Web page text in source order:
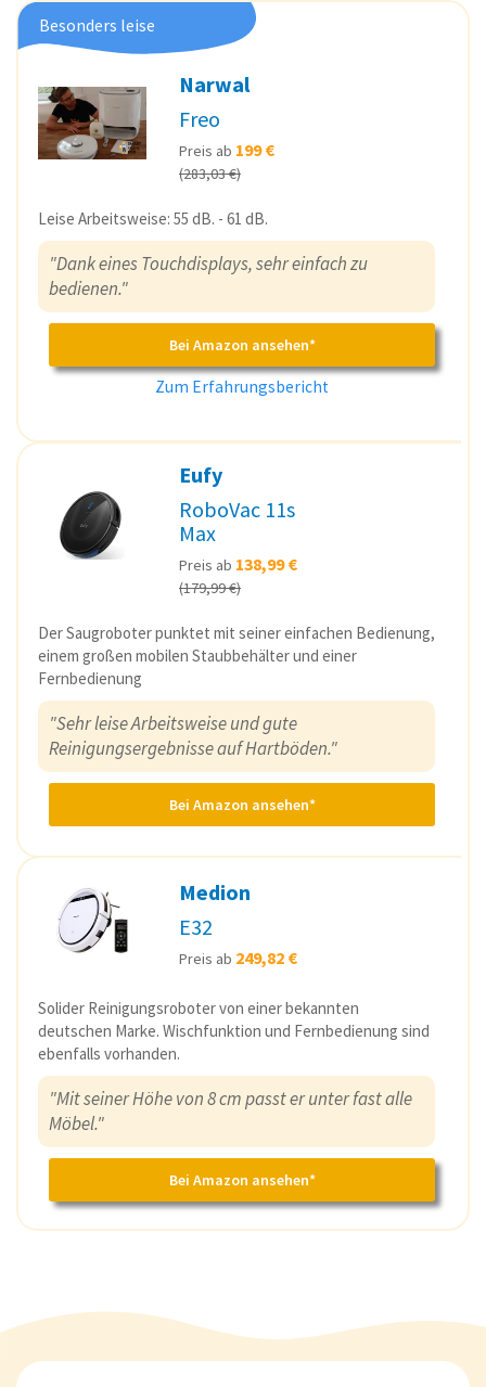
Besonders leise
Narwal
Freo
Preis ab 199 €
(283,03 €)
Leise Arbeitsweise: 55 dB. - 61 dB.
"Dank eines Touchdisplays, sehr einfach zu
bedienen."
Bei Amazon ansehen*
Zum Erfahrungsbericht
Eufy
RoboVac 11s
Max
Preis ab 138,99 €
(179,99 €)
Der Saugroboter punktet mit seiner einfachen Bedienung,
einem großen mobilen Staubbehälter und einer
Fernbedienung
"Sehr leise Arbeitsweise und gute
Reinigungsergebnisse auf Hartböden."
Bei Amazon ansehen*
Medion
E32
Preis ab 249,82 €
Solider Reinigungsroboter von einer bekannten
deutschen Marke. Wischfunktion und Fernbedienung sind
ebenfalls vorhanden.
"Mit seiner Höhe von 8 cm passt er unter fast alle
Möbel."
Bei Amazon ansehen*